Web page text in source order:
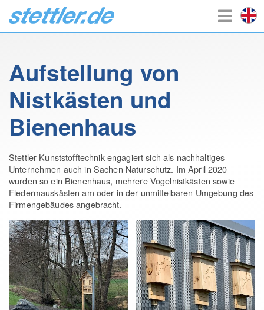
Aufstellung von
Nistkästen und
Bienenhaus
Stettler Kunststofftechnik engagiert sich als nachhaltiges
Unternehmen auch in Sachen Naturschutz. Im April 2020
wurden so ein Bienenhaus, mehrere Vogelnistkästen sowie
Fledermauskästen am oder in der unmittelbaren Umgebung des
Firmengebäudes angebracht.